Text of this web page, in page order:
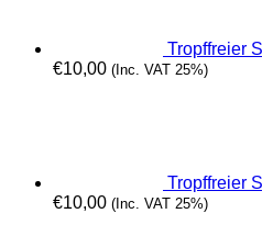
Tropffreier
€10,00 (Inc. VAT 25%)
Tropffreier
€10,00 (Inc. VAT 25%)